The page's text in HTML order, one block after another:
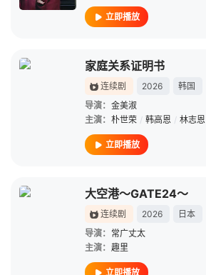
立即播放
家庭关系证明书
连续剧 2026
韩国
导演： 金美淑
主演： 朴世荣 / 韩高恩 / 林志恩
立即播放
大空港～GATE24～
连续剧 2026
日本
导演： 常广丈太
主演： 趣里
立即播放